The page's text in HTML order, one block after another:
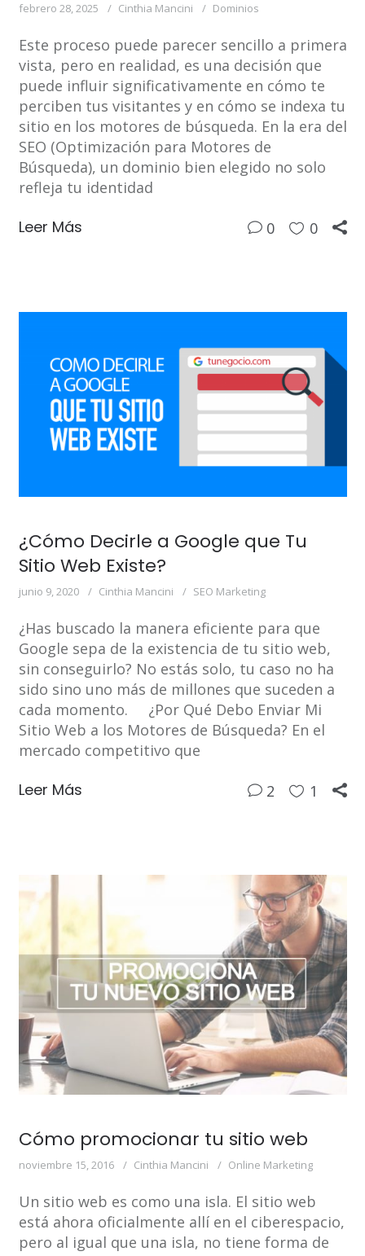
febrero 28, 2025 Cinthia Mancini Dominios
Este proceso puede parecer sencillo a primera
vista, pero en realidad, es una decisión que
puede influir significativamente en cómo te
perciben tus visitantes y en cómo se indexa tu
sitio en los motores de búsqueda. En la era del
SEO (Optimización para Motores de
Búsqueda), un dominio bien elegido no solo
refleja tu identidad
Leer Más 0 0
¿Cómo Decirle a Google que Tu
Sitio Web Existe?
junio 9, 2020 Cinthia Mancini SEO Marketing
¿Has buscado la manera eficiente para que
Google sepa de la existencia de tu sitio web,
sin conseguirlo? No estás solo, tu caso no ha
sido sino uno más de millones que suceden a
cada momento. ¿Por Qué Debo Enviar Mi
Sitio Web a los Motores de Búsqueda? En el
mercado competitivo que
Leer Más 2 1
Cómo promocionar tu sitio web
noviembre 15, 2016 Cinthia Mancini Online Marketing
Un sitio web es como una isla. El sitio web
está ahora oficialmente allí en el ciberespacio,
pero al igual que una isla, no tiene forma de